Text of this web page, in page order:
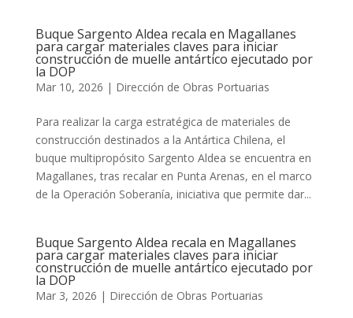
Buque Sargento Aldea recala en Magallanes
para cargar materiales claves para iniciar
construcción de muelle antártico ejecutado por
la DOP
Mar 10, 2026 | Dirección de Obras Portuarias
Para realizar la carga estratégica de materiales de
construcción destinados a la Antártica Chilena, el
buque multipropósito Sargento Aldea se encuentra en
Magallanes, tras recalar en Punta Arenas, en el marco
de la Operación Soberanía, iniciativa que permite dar...
Buque Sargento Aldea recala en Magallanes
para cargar materiales claves para iniciar
construcción de muelle antártico ejecutado por
la DOP
Mar 3, 2026 | Dirección de Obras Portuarias